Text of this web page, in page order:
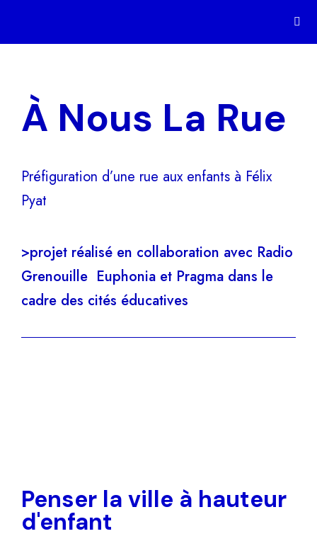
À Nous La Rue
Préfiguration d’une rue aux enfants à Félix
Pyat
>projet réalisé en collaboration avec Radio
Grenouille Euphonia et Pragma dans le
cadre des cités éducatives
Penser la ville à hauteur
d'enfant